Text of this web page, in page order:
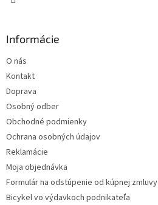
Informácie
O nás
Kontakt
Doprava
Osobný odber
Obchodné podmienky
Ochrana osobných údajov
Reklamácie
Moja objednávka
Formulár na odstúpenie od kúpnej zmluvy
Bicykel vo výdavkoch podnikateľa